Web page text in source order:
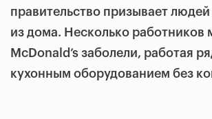
правительство призывает
из дома. Несколько работников
McDonald’s заболели, работая
кухонным оборудованием без